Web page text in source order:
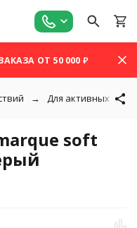
ОТ 50 000 ₽
Для активных
soft